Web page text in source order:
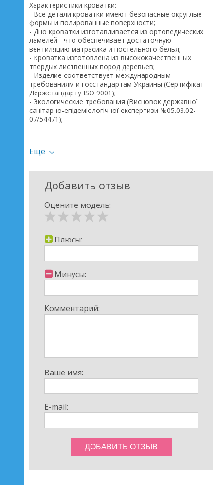
Характеристики кроватки:
- Все детали кроватки имеют безопасные округлые
формы и полированные поверхности;
- Дно кроватки изготавливается из ортопедических
ламелей - что обеспечивает достаточную
вентиляцию матрасика и постельного белья;
- Кроватка изготовлена из высококачественных
твердых лиственных пород деревьев;
- Изделие соответствует международным
требованиям и госстандартам Украины (Сертифікат
Держстандарту ISO 9001);
- Экологические требования (Висновок державної
санітарно-епідеміологічної експертизи №05.03.02-
07/54471);
Размеры: 120 х 60 см.
Еще
Добавить отзыв
Оцените модель:
Плюсы:
Минусы:
Комментарий:
Ваше имя:
E-mail: